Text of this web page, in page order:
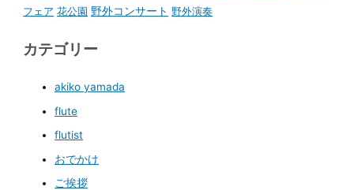
フェア 花公園 野外コンサート 野外演奏
カテゴリー
akiko yamada
flute
flutist
おでかけ
ご挨拶